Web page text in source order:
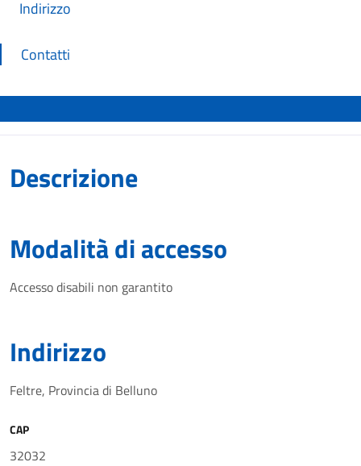
Indirizzo
Contatti
Descrizione
Modalità di accesso
Accesso disabili non garantito
Indirizzo
Feltre, Provincia di Belluno
CAP
32032